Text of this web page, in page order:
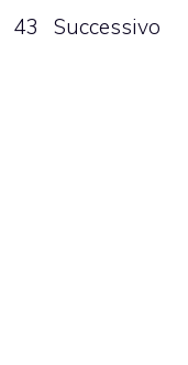
Pagina
43
Successivo